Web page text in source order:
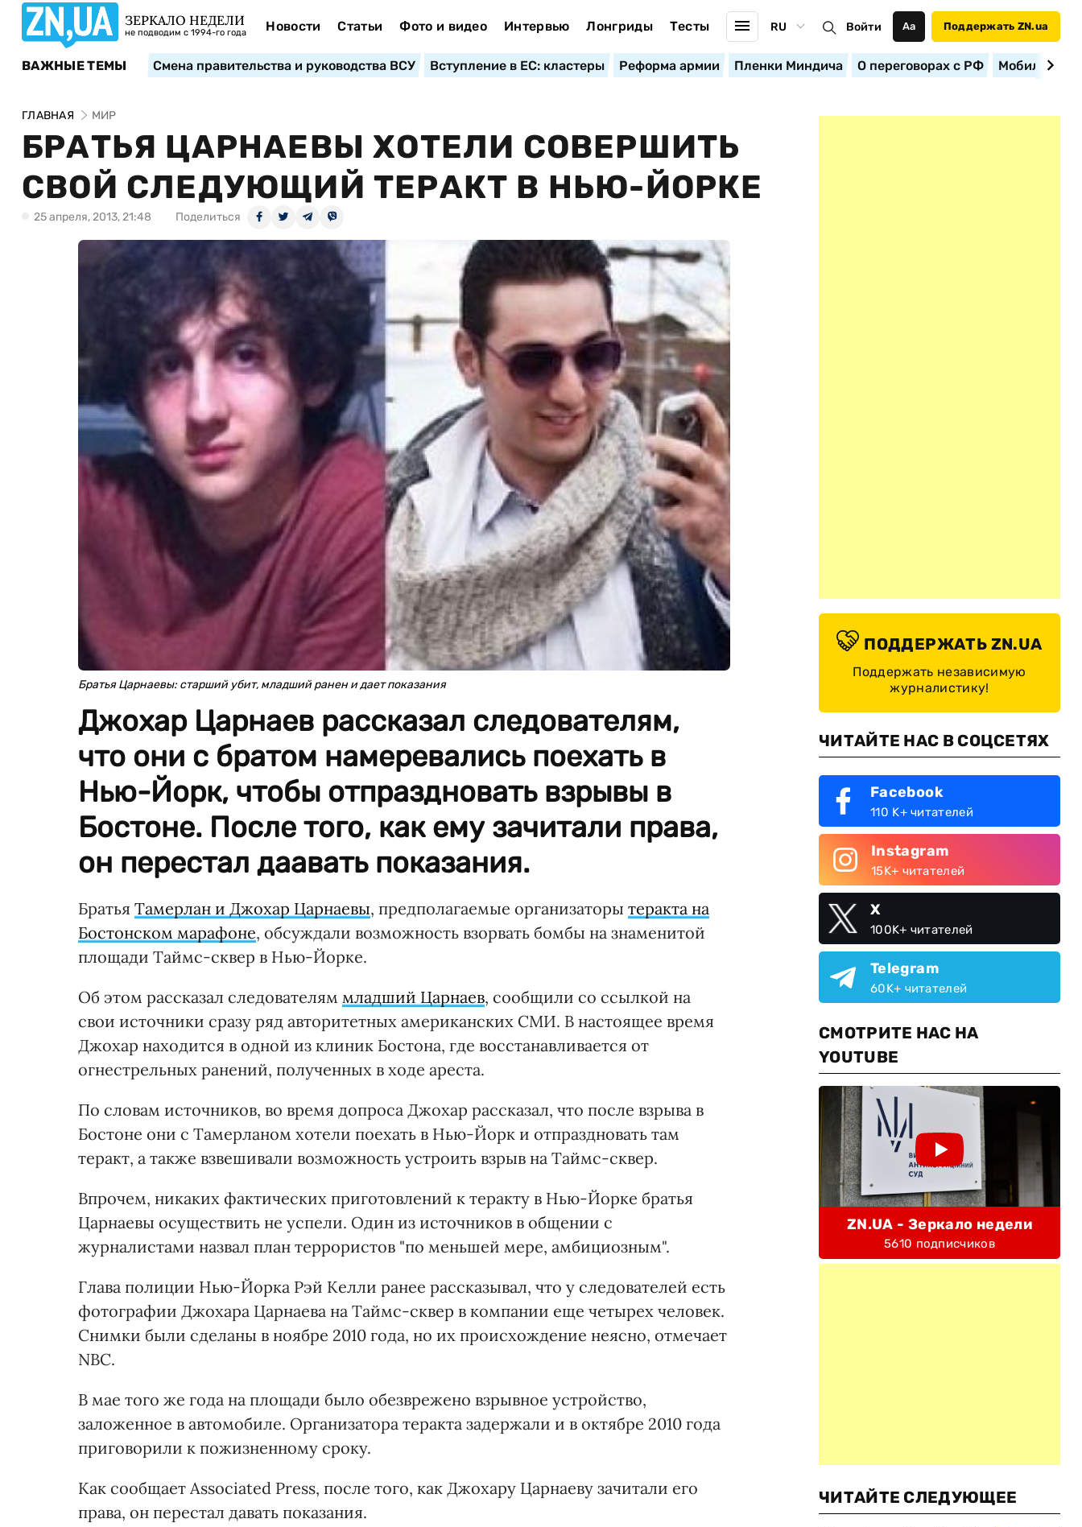
ЗЕРКАЛО НЕДЕЛИ
не подводим с 1994-го года Новости Статьи Фото и видео Интервью Лонгриды Тесты RU Войти Аа Поддержать ZN.ua
ВАЖНЫЕ ТЕМЫ Смена правительства и руководства ВСУ Вступление в ЕС: кластеры Реформа армии Пленки Миндича О переговорах с РФ
ГЛАВНАЯ МИР
БРАТЬЯ ЦАРНАЕВЫ ХОТЕЛИ СОВЕРШИТЬ
СВОЙ СЛЕДУЮЩИЙ ТЕРАКТ В НЬЮ-ЙОРКЕ
25 апреля, 2013, 21:48 Поделиться
Братья Царнаевы: старший убит, младший ранен и дает показания
Джохар Царнаев рассказал следователям,
что они с братом намеревались поехать в
Нью-Йорк, чтобы отпраздновать взрывы в
Бостоне. После того, как ему зачитали права,
он перестал даавать показания.
Братья Тамерлан и Джохар Царнаевы, предполагаемые организаторы теракта на
Бостонском марафоне, обсуждали возможность взорвать бомбы на знаменитой
площади Таймс-сквер в Нью-Йорке.
Об этом рассказал следователям младший Царнаев, сообщили со ссылкой на
свои источники сразу ряд авторитетных американских СМИ. В настоящее время
Джохар находится в одной из клиник Бостона, где восстанавливается от
огнестрельных ранений, полученных в ходе ареста.
По словам источников, во время допроса Джохар рассказал, что после взрыва в
Бостоне они с Тамерланом хотели поехать в Нью-Йорк и отпраздновать там
теракт, а также взвешивали возможность устроить взрыв на Таймс-сквер.
Впрочем, никаких фактических приготовлений к теракту в Нью-Йорке братья
Царнаевы осуществить не успели. Один из источников в общении с
журналистами назвал план террористов "по меньшей мере, амбициозным".
Глава полиции Нью-Йорка Рэй Келли ранее рассказывал, что у следователей есть
фотографии Джохара Царнаева на Таймс-сквер в компании еще четырех человек.
Снимки были сделаны в ноябре 2010 года, но их происхождение неясно, отмечает
NBC.
В мае того же года на площади было обезврежено взрывное устройство,
заложенное в автомобиле. Организатора теракта задержали и в октябре 2010 года
приговорили к пожизненному сроку.
Как сообщает Associated Press, после того, как Джохару Царнаеву зачитали его
права, он перестал давать показания.
ПОДДЕРЖАТЬ ZN.UA
Поддержать независимую
журналистику!
ЧИТАЙТЕ НАС В СОЦСЕТЯХ
Facebook
110 K+ читателей
Instagram
15K+ читателей
X
100K+ читателей
Telegram
60K+ читателей
СМОТРИТЕ НАС НА
YOUTUBE
ZN.UA - Зеркало недели
5610 подписчиков
ЧИТАЙТЕ СЛЕДУЮЩЕЕ